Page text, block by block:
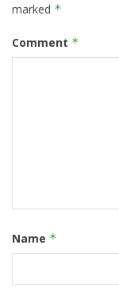
marked *
Comment *
Name *